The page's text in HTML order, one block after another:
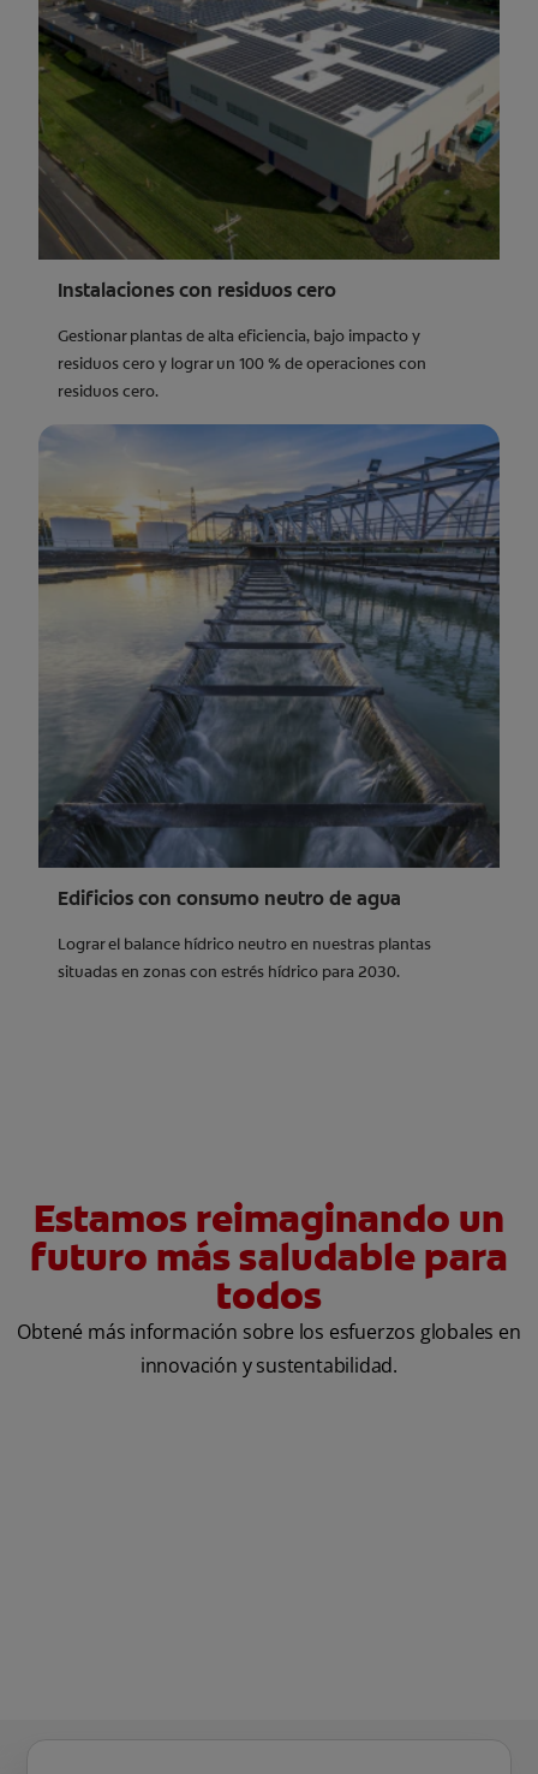
Instalaciones con residuos cero
Gestionar plantas de alta eficiencia, bajo impacto y
residuos cero y lograr un 100 % de operaciones con
residuos cero.
Edificios con consumo neutro de agua
Lograr el balance hídrico neutro en nuestras plantas
situadas en zonas con estrés hídrico para 2030.
Estamos reimaginando un
futuro más saludable para
todos
Obtené más información sobre los esfuerzos globales en
innovación y sustentabilidad.